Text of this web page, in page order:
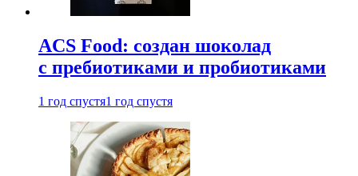
ACS Food: создан шоколад
с пребиотиками и пробиотиками
1 год спустя1 год спустя